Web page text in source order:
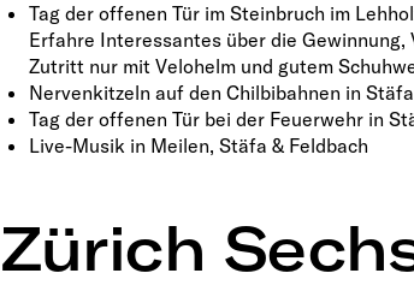
Tag der offenen Tür im Steinbruch im
Erfahre Interessantes über die
Zutritt nur mit Velohelm und gutem
Nervenkitzeln auf den Chilbibahnen in
Tag der offenen Tür bei der Feuerwehr in
Live-Musik in Meilen, Stäfa & Feldbach
Zürich